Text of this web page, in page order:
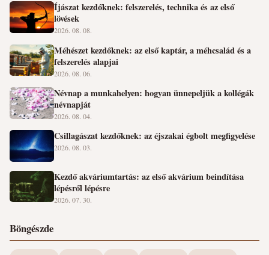
Íjászat kezdőknek: felszerelés, technika és az első
lövések
2026. 08. 08.
Méhészet kezdőknek: az első kaptár, a méhcsalád és a
felszerelés alapjai
2026. 08. 06.
Névnap a munkahelyen: hogyan ünnepeljük a kollégák
névnapját
2026. 08. 04.
Csillagászat kezdőknek: az éjszakai égbolt megfigyelése
2026. 08. 03.
Kezdő akváriumtartás: az első akvárium beindítása
lépésről lépésre
2026. 07. 30.
Böngészde